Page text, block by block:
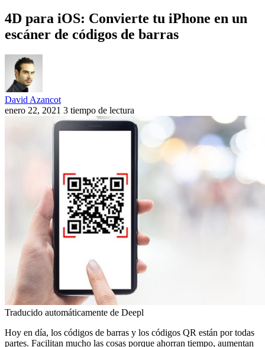
4D para iOS: Convierte tu iPhone en un
escáner de códigos de barras
David Azancot
enero 22, 2021 3 tiempo de lectura
Traducido automáticamente de Deepl
Hoy en día, los códigos de barras y los códigos QR están por todas
partes. Facilitan mucho las cosas porque ahorran tiempo, aumentan